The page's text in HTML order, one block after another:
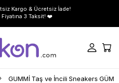
Kargo & Ücretsiz İade!
3 Taksit! ❤️
GUMMİ Taş ve İncili Sneakers